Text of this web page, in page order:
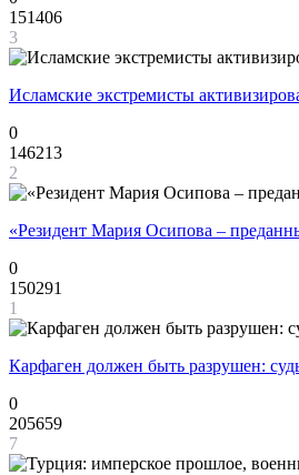
151406
3
Исламские экстремисты
0
146213
2
«Резидент Мария Осипова –
0
150291
1
Карфаген должен быть разрушен:
0
205659
7